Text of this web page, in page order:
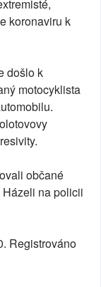
koronaviru k
došlo k
motocyklista
občané
na policii
Registrováno